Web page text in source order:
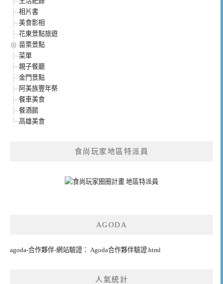
相片書
美食影相
花東景點旅遊
苗栗景點
菜單
親子餐廳
金門景點
阿美族豐年祭
餐車美食
餐酒館
高雄美食
食尚玩家地區特派員
AGODA
agoda-合作夥伴-網站驗證： Agoda合作夥伴驗證.html
人氣統計